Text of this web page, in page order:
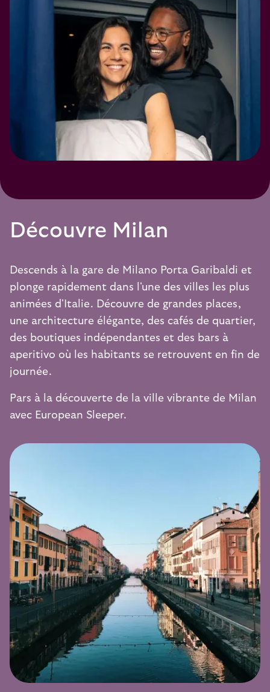
Découvre Milan
Descends à la gare de Milano Porta Garibaldi et
plonge rapidement dans l'une des villes les plus
animées d'Italie. Découvre de grandes places,
une architecture élégante, des cafés de quartier,
des boutiques indépendantes et des bars à
aperitivo où les habitants se retrouvent en fin de
journée.
Pars à la découverte de la ville vibrante de Milan
avec European Sleeper.